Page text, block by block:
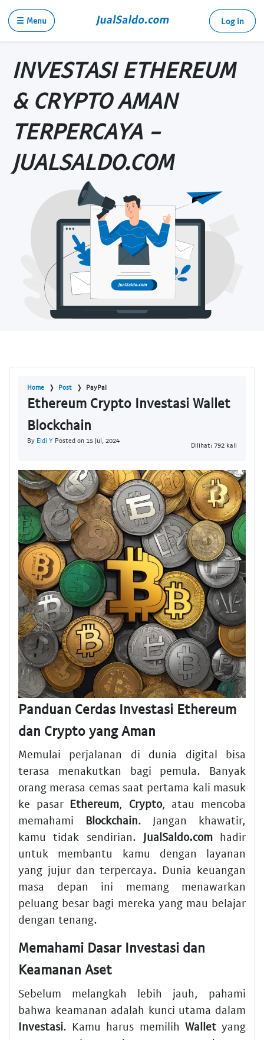
☰ Menu Log in
INVESTASI ETHEREUM
& CRYPTO AMAN
TERPERCAYA -
JUALSALDO.COM
Home Post PayPal
Ethereum Crypto Investasi Wallet
Blockchain
By Eldi Y Posted on 15 Jul, 2024
Dilihat: 792 kali
Panduan Cerdas Investasi Ethereum
dan Crypto yang Aman
Memulai perjalanan di dunia digital bisa
terasa menakutkan bagi pemula. Banyak
orang merasa cemas saat pertama kali masuk
ke pasar Ethereum, Crypto, atau mencoba
memahami
Blockchain. Jangan khawatir,
kamu tidak sendirian. JualSaldo.comhadir
untuk membantu kamu dengan layanan
yang jujur dan terpercaya. Dunia keuangan
masa depan ini memang menawarkan
peluang besar bagi mereka yang mau belajar
dengan tenang.
Memahami Dasar Investasi dan
Keamanan Aset
Sebelum melangkah lebih jauh, pahami
bahwa keamanan adalah kunci utama dalam
Investasi. Kamu harus memilih Walletyang